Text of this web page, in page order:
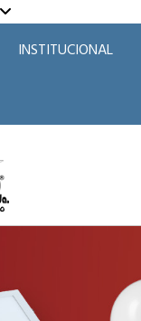
INSTITUCIONAL